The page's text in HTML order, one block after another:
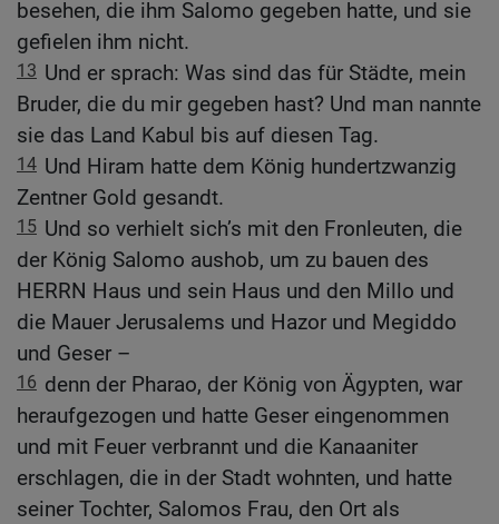
besehen, die ihm Salomo gegeben hatte, und sie
gefielen ihm nicht.
13 Und er sprach: Was sind das für Städte, mein
Bruder, die du mir gegeben hast? Und man nannte
sie das Land Kabul bis auf diesen Tag.
14 Und Hiram hatte dem König hundertzwanzig
Zentner Gold gesandt.
15 Und so verhielt sich’s mit den Fronleuten, die
der König Salomo aushob, um zu bauen des
HERRN Haus und sein Haus und den Millo und
die Mauer Jerusalems und Hazor und Megiddo
und Geser –
16 denn der Pharao, der König von Ägypten, war
heraufgezogen und hatte Geser eingenommen
und mit Feuer verbrannt und die Kanaaniter
erschlagen, die in der Stadt wohnten, und hatte
seiner Tochter, Salomos Frau, den Ort als